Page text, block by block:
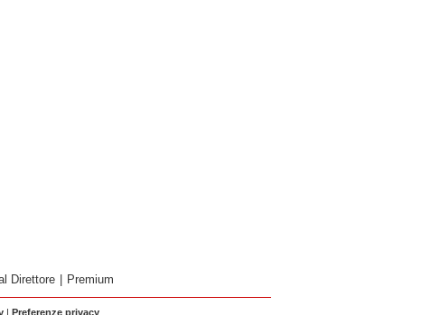
Direttore Premium
| Preferenze privacy